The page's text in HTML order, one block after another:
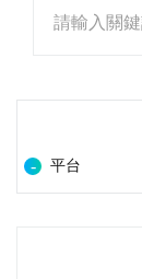
請輸入關
平台